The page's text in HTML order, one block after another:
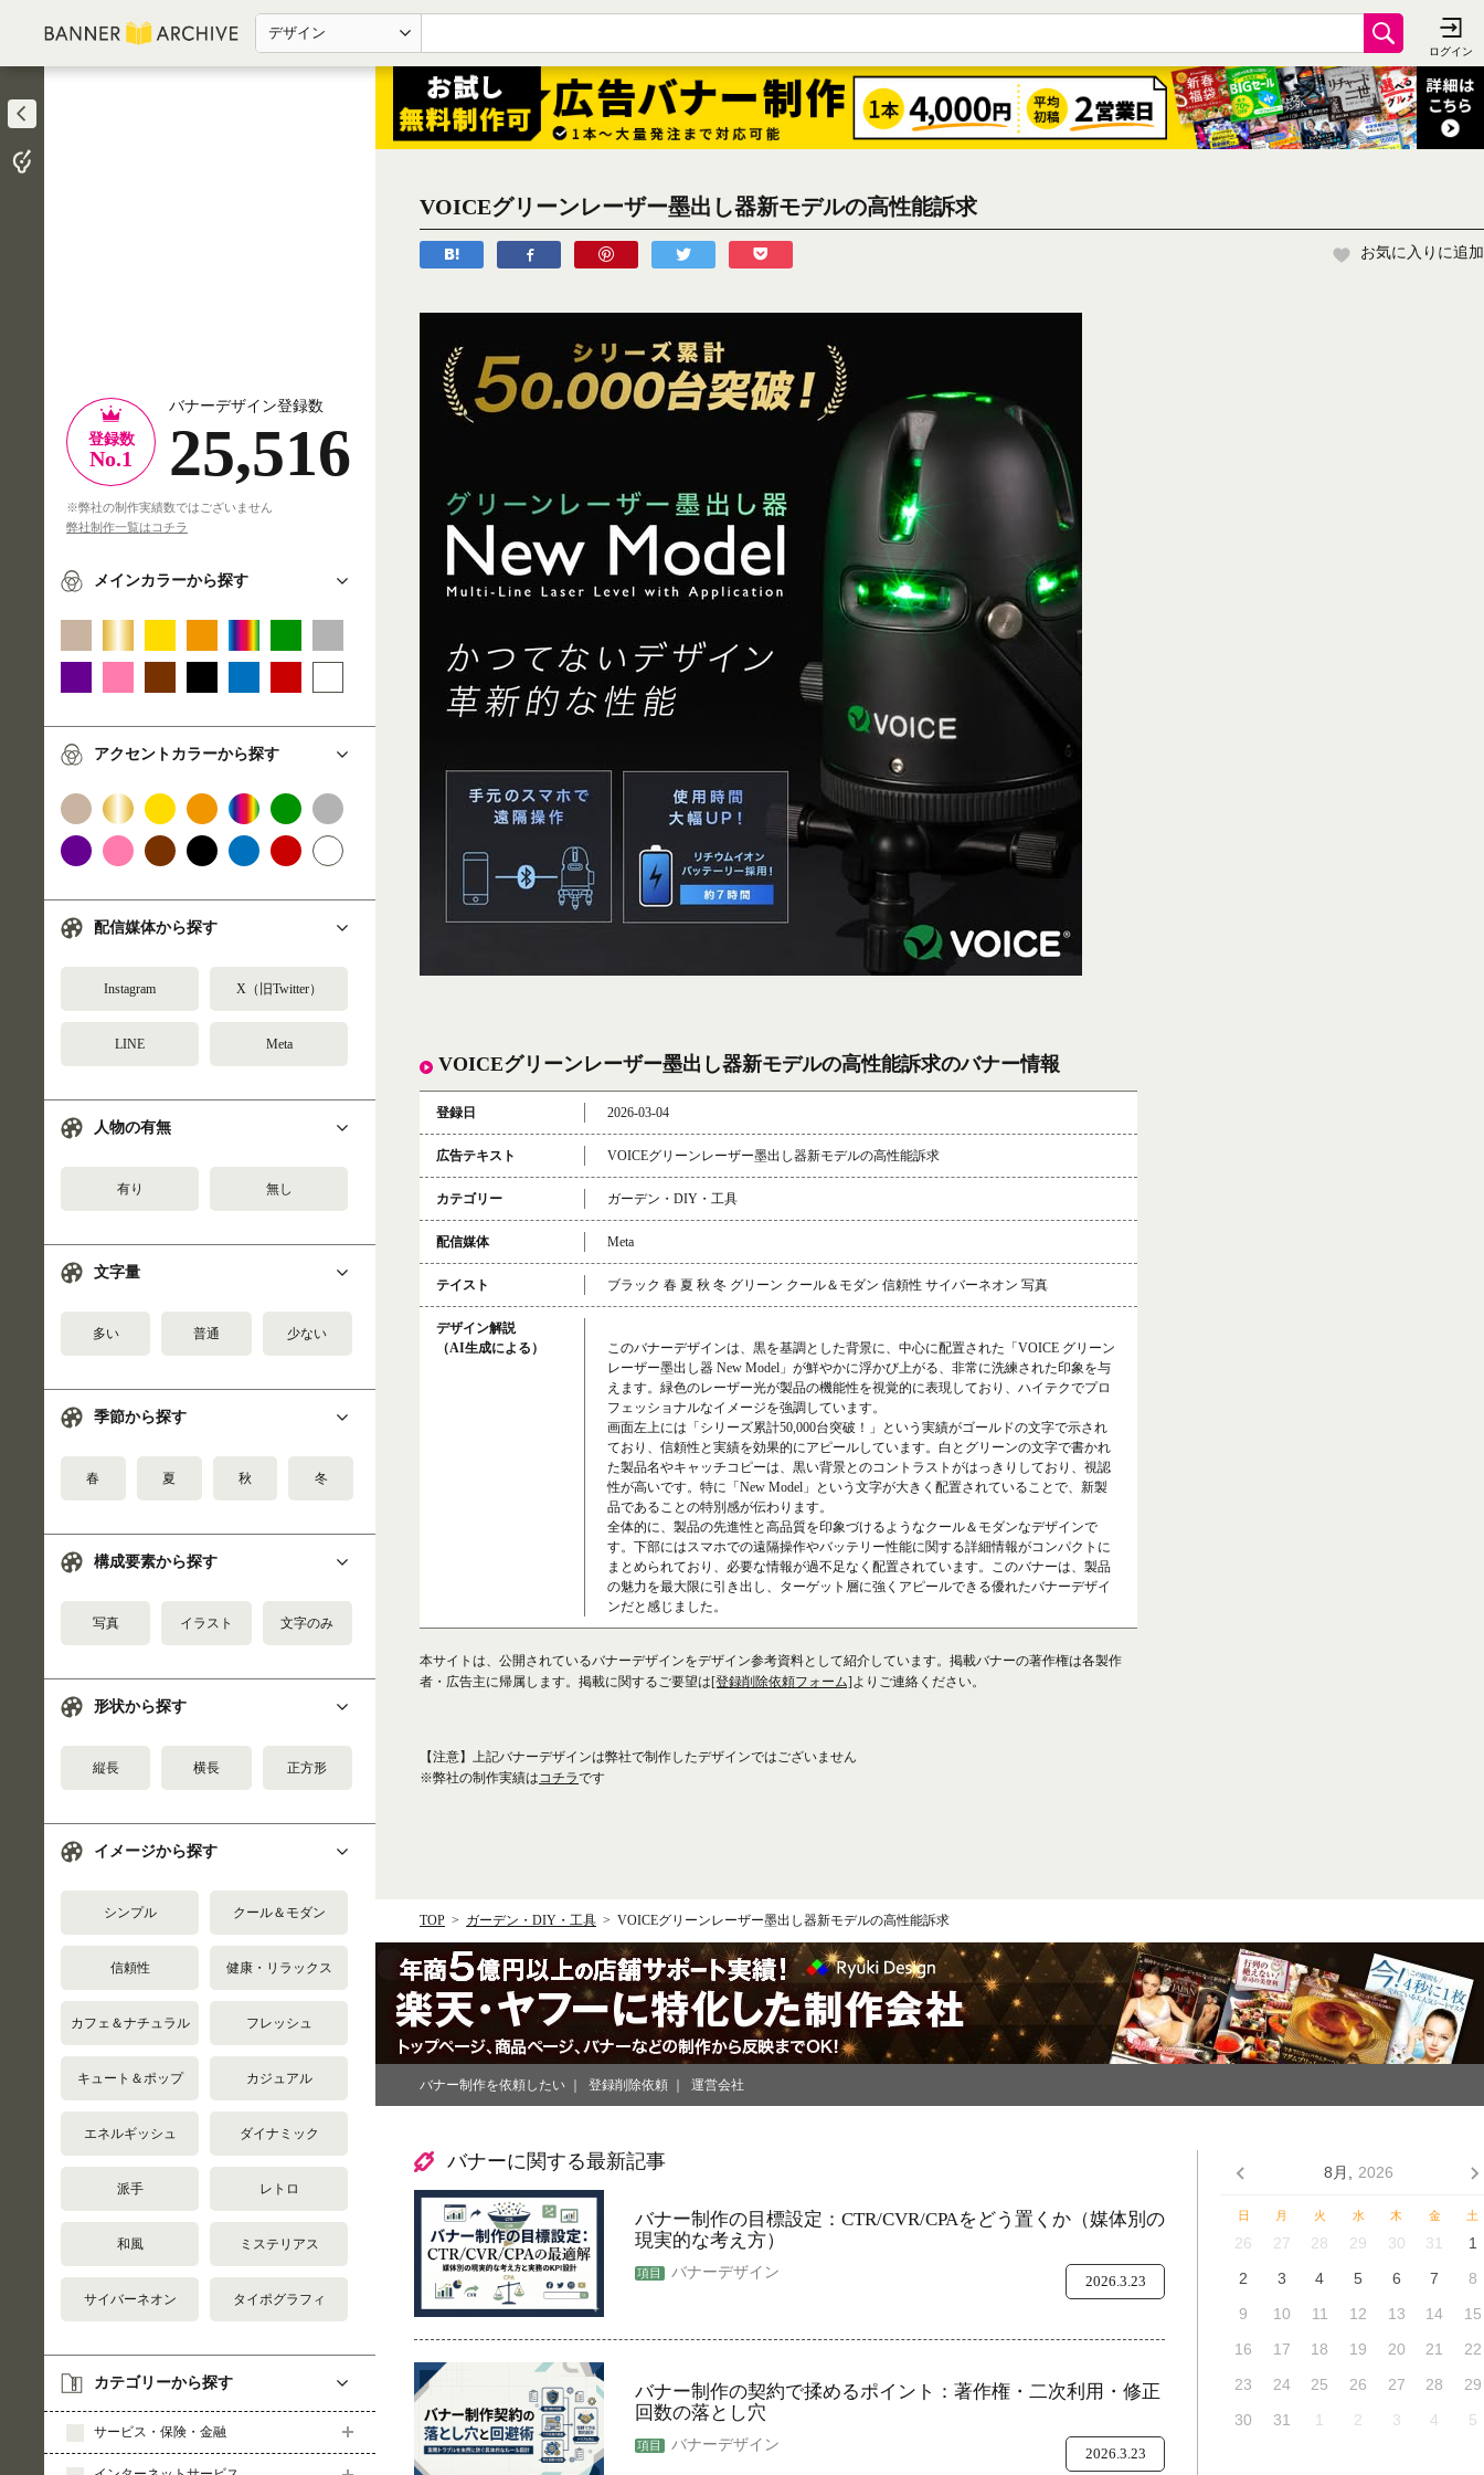
デザイン
登録数
No.1
バナーデザイン登録数
25,516
※弊社の制作実績数ではございません
弊社制作一覧はコチラ
メインカラーから探す
アクセントカラーから探す
配信媒体から探す
Instagram X（旧Twitter）
LINE Meta
人物の有無
有り 無し
文字量
多い 普通 少ない
季節から探す
春 夏 秋 冬
構成要素から探す
写真 イラスト 文字のみ
形状から探す
縦長 横長 正方形
イメージから探す
シンプル クール＆モダン
信頼性 健康・リラックス
カフェ＆ナチュラル フレッシュ
キュート＆ポップ カジュアル
エネルギッシュ ダイナミック
派手 レトロ
和風 ミステリアス
サイバーネオン タイポグラフィ
カテゴリーから探す
サービス・保険・金融
VOICEグリーンレーザー墨出し器新モデルの高性能訴求
お気に入りに追加
VOICEグリーンレーザー墨出し器新モデルの高性能訴求のバナー情報
登録日 2026-03-04
広告テキスト VOICEグリーンレーザー墨出し器新モデルの高性能訴求
カテゴリー ガーデン・DIY・工具
配信媒体 Meta
テイスト ブラック 春 夏 秋 冬 グリーン クール＆モダン 信頼性 サイバーネオン 写真
デザイン解説
（AI生成による）
このバナーデザインは、黒を基調とした背景に、中心に配置された「VOICE グリーン
レーザー墨出し器 New Model」が鮮やかに浮かび上がる、非常に洗練された印象を与
えます。緑色のレーザー光が製品の機能性を視覚的に表現しており、ハイテクでプロ
フェッショナルなイメージを強調しています。
画面左上には「シリーズ累計50,000台突破！」という実績がゴールドの文字で示され
ており、信頼性と実績を効果的にアピールしています。白とグリーンの文字で書かれ
た製品名やキャッチコピーは、黒い背景とのコントラストがはっきりしており、視認
性が高いです。特に「New Model」という文字が大きく配置されていることで、新製
品であることの特別感が伝わります。
全体的に、製品の先進性と高品質を印象づけるようなクール＆モダンなデザインで
す。下部にはスマホでの遠隔操作やバッテリー性能に関する詳細情報がコンパクトに
まとめられており、必要な情報が過不足なく配置されています。このバナーは、製品
の魅力を最大限に引き出し、ターゲット層に強くアピールできる優れたバナーデザイ
ンだと感じました。
本サイトは、公開されているバナーデザインをデザイン参考資料として紹介しています。掲載バナーの著作権は各製作
者・広告主に帰属します。掲載に関するご要望は[登録削除依頼フォーム]よりご連絡ください。
【注意】上記バナーデザインは弊社で制作したデザインではございません
※弊社の制作実績はコチラです
TOP ガーデン・DIY・工具 VOICEグリーンレーザー墨出し器新モデルの高性能訴求
バナー制作を依頼したい 登録削除依頼 運営会社
バナーに関する最新記事
バナー制作の目標設定：CTR/CVR/CPAをどう置くか（媒体別の
現実的な考え方）
バナーデザイン
2026.3.23
バナー制作の契約で揉めるポイント：著作権・二次利用・修正
回数の落とし穴
バナーデザイン
2026.3.23
8月, 2026
日 月 火 水 木 金 土
26 27 28 29 30 31
1
2
3 4 5 6 7
8
9
10 11 12 13 14
15
16
17 18 19 20 21
22
23
24 25 26 27 28
29
30
31 1 2 3 4 5